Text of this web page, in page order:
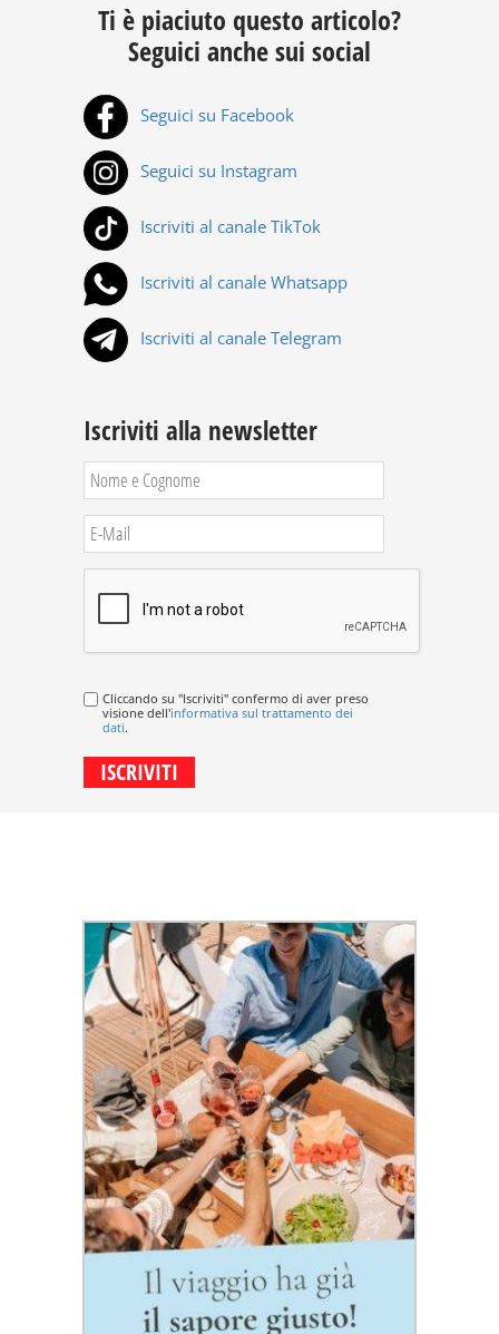
Ti è piaciuto questo articolo?
Seguici anche sui social
Seguici su Facebook
Seguici su Instagram
Iscriviti al canale TikTok
Iscriviti al canale Whatsapp
Iscriviti al canale Telegram
Iscriviti alla newsletter
Cliccando su "Iscriviti" confermo di aver preso
visione dell'informativa sul trattamento dei
dati.